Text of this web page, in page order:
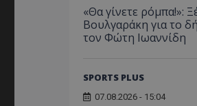
«Θα γίνετε ρόμπα!»:
Βουλγαράκη για το
τον Φώτη Ιωαννίδη
SPORTS PLUS
07.08.2026 - 15:04